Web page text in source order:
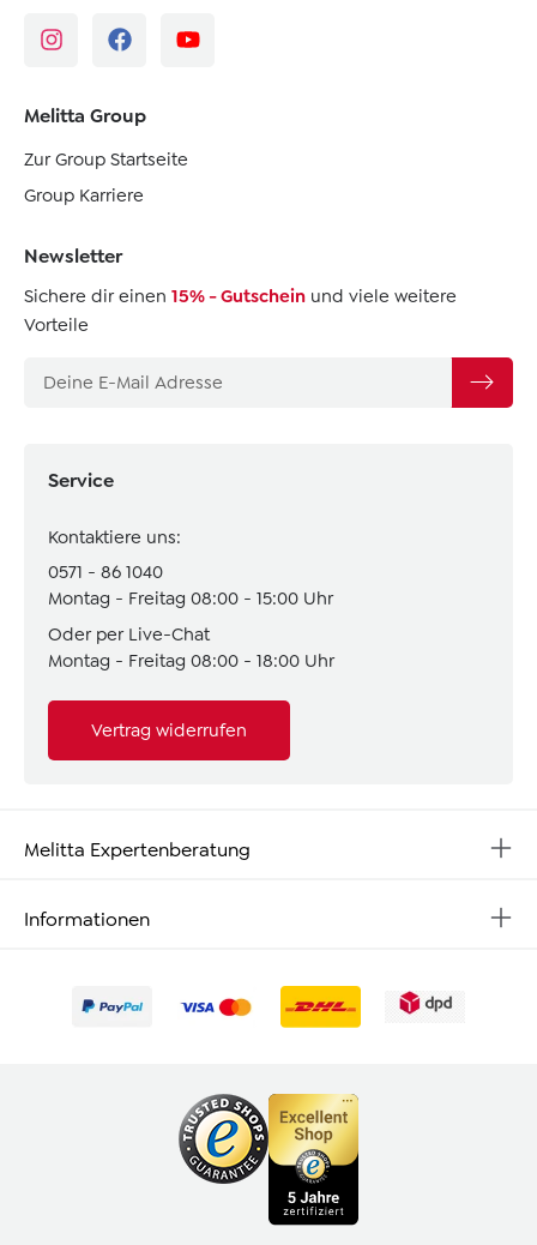
Service
Kontaktiere uns:
0571 - 86 1040
Montag - Freitag 08:00 - 15:00 Uhr
Oder per Live-Chat
Montag - Freitag 08:00 - 18:00 Uhr
Vertrag widerrufen
Melitta Expertenberatung
Informationen
Melitta Group
Zur Group Startseite
Group Karriere
Newsletter
Sichere dir einen 15% - Gutschein und viele weitere
Vorteile